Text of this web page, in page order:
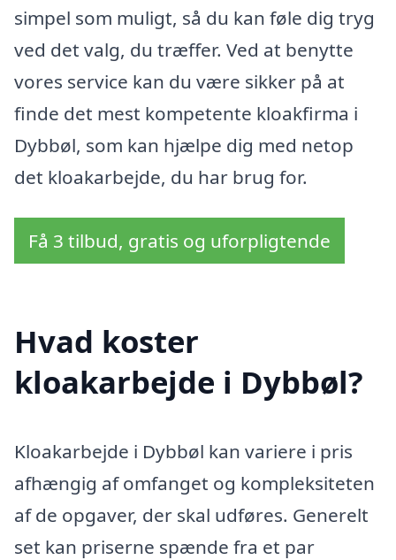
simpel som muligt, så du kan føle dig tryg
ved det valg, du træffer. Ved at benytte
vores service kan du være sikker på at
finde det mest kompetente kloakfirma i
Dybbøl, som kan hjælpe dig med netop
det kloakarbejde, du har brug for.
Få 3 tilbud, gratis og uforpligtende
Hvad koster
kloakarbejde i Dybbøl?
Kloakarbejde i Dybbøl kan variere i pris
afhængig af omfanget og kompleksiteten
af de opgaver, der skal udføres. Generelt
set kan priserne spænde fra et par